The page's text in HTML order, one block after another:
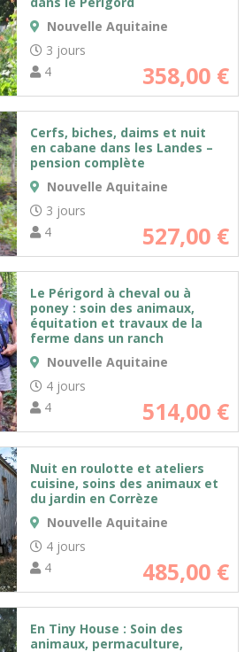
Nouvelle Aquitaine
3 jours
4
358,00 €
Cerfs, biches, daims et nuit
en cabane dans les Landes –
pension complète
Nouvelle Aquitaine
3 jours
4
527,00 €
Le Périgord à cheval ou à
poney : soin des animaux,
équitation et travaux de la
ferme dans un ranch
Nouvelle Aquitaine
4 jours
4
514,00 €
Nuit en roulotte et ateliers
cuisine, soins des animaux et
du jardin en Corrèze
Nouvelle Aquitaine
4 jours
4
485,00 €
En Tiny House : Soin des
animaux, permaculture,